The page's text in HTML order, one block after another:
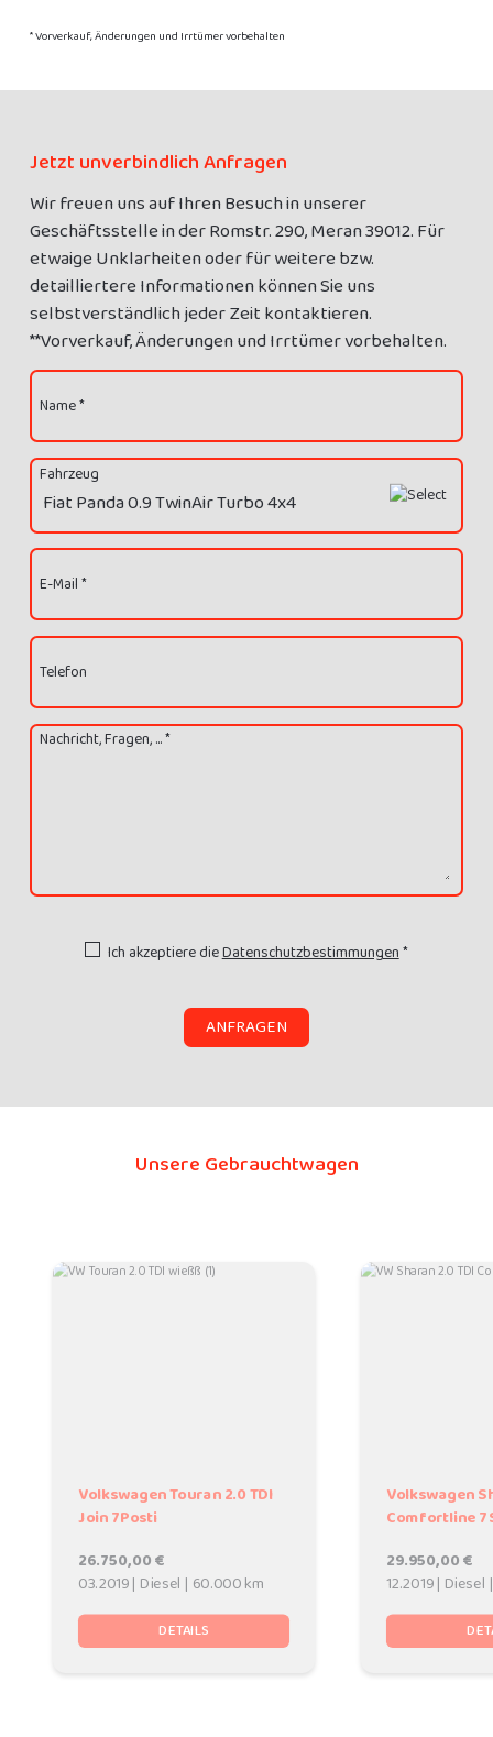
* Vorverkauf, Änderungen und Irrtümer vorbehalten
Jetzt unverbindlich Anfragen
Wir freuen uns auf Ihren Besuch in unserer
Geschäftsstelle in der Romstr. 290, Meran 39012. Für
etwaige Unklarheiten oder für weitere bzw.
detailliertere Informationen können Sie uns
selbstverständlich jeder Zeit kontaktieren.
**Vorverkauf, Änderungen und Irrtümer vorbehalten.
Name *
Fahrzeug
E-Mail *
Telefon
Nachricht, Fragen, ... *
Ich akzeptiere dieDatenschutzbestimmungen*
ANFRAGEN
Unsere Gebrauchtwagen
Volkswagen Touran 2.0 TDI
Join 7Posti
26.750,00 €
03.2019 | Diesel | 60.000 km
DETAILS
Volkswagen
Comfortline
29.950,00 €
12.2019 |